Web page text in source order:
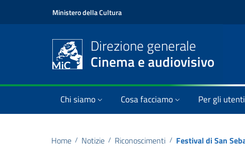
Ministero della Cultura
Direzione generale
Cinema e audiovisivo
Chi siamo Cosa facciamo Per gli utenti
Home / Notizie / Riconoscimenti /